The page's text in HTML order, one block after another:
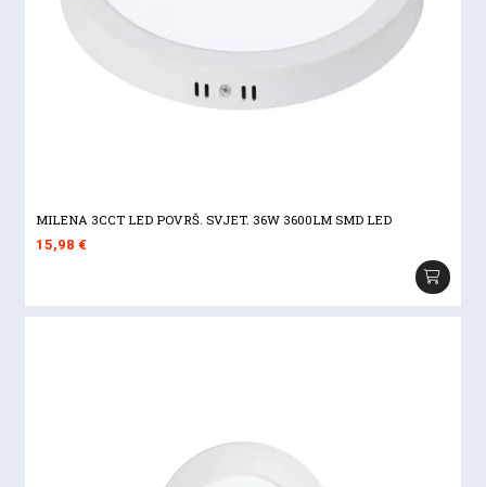
MILENA 3CCT LED POVRŠ. SVJET. 36W 3600LM SMD LED
15,98€